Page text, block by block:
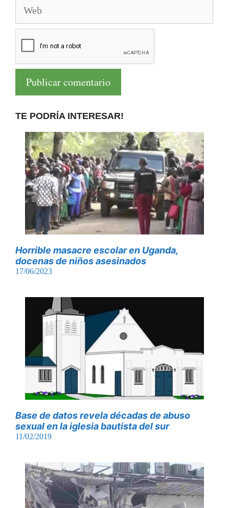
TE PODRÍA INTERESAR!
Horrible masacre escolar en Uganda,
docenas de niños asesinados
17/06/2023
Base de datos revela décadas de abuso
sexual en la iglesia bautista del sur
11/02/2019